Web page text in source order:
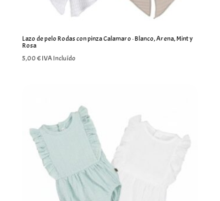
Lazo de pelo Rodas con pinza Calamaro · Blanco, Arena, Mint y
Rosa
5,00€IVA Incluído